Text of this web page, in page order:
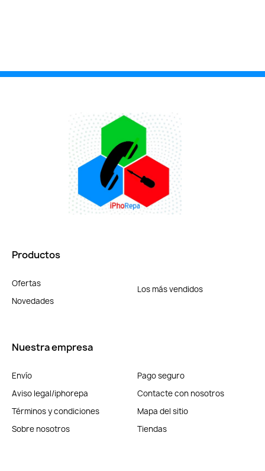
Productos
Ofertas
Novedades
Los más vendidos
Nuestra empresa
Envío
Aviso legal/iphorepa
Términos y condiciones
Sobre nosotros
Pago seguro
Contacte con nosotros
Mapa del sitio
Tiendas